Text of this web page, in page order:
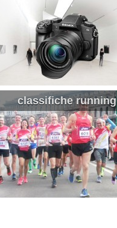
classifiche running